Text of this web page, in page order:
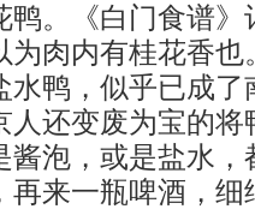
。《白门食谱》
为肉内有桂花香也
水鸭，似乎已成
人还变废为宝的
酱泡，或是盐水
再来一瓶啤酒，